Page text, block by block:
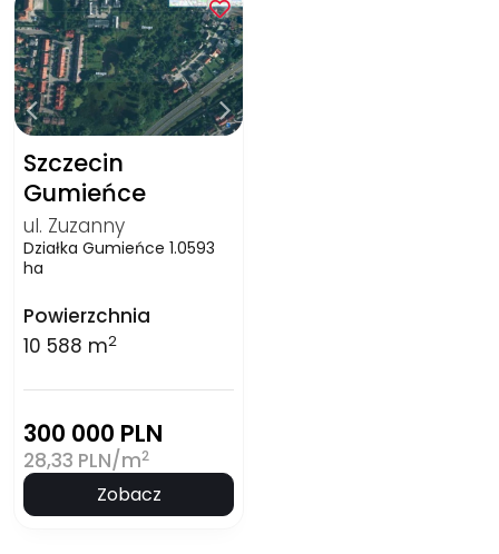
Szczecin
Gumieńce
ul. Zuzanny
Działka Gumieńce 1.0593
ha
Powierzchnia
10 588 m2
300 000 PLN
28,33 PLN/m2
Zobacz